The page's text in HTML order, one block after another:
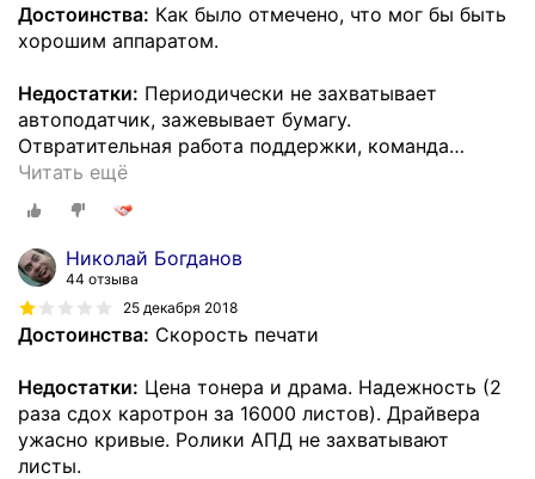
Достоинства: Как было отмечено, что мог бы быть
хорошим аппаратом.
Недостатки: Периодически не захватывает
автоподатчик, зажевывает бумагу.
Отвратительная работа поддержки, команда…
Читать ещё
Николай Богданов
44 отзыва
25 декабря 2018
Достоинства: Скорость печати
Недостатки: Цена тонера и драма. Надежность (2
раза сдох каротрон за 16000 листов). Драйвера
ужасно кривые. Ролики АПД не захватывают
листы.